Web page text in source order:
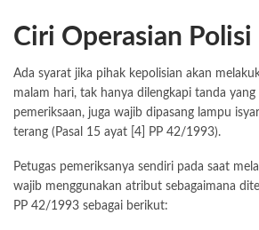
Ciri Operasian Polisi
Ada syarat jika pihak kepolisian akan
malam hari, tak hanya dilengkapi tanda
pemeriksaan, juga wajib dipasang lampu
terang (Pasal 15 ayat [4] PP 42/1993).
Petugas pemeriksanya sendiri pada saat
wajib menggunakan atribut sebagaimana
PP 42/1993 sebagai berikut: